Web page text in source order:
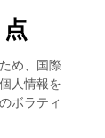
め、国際
人情報を
ボラティ